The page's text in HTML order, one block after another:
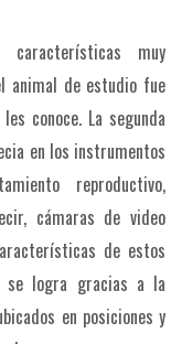
muy
animal de estudio fue
conoce. La segunda
en los instrumentos
reproductivo,
cámaras de video
de estos
se logra gracias a la
en posiciones y